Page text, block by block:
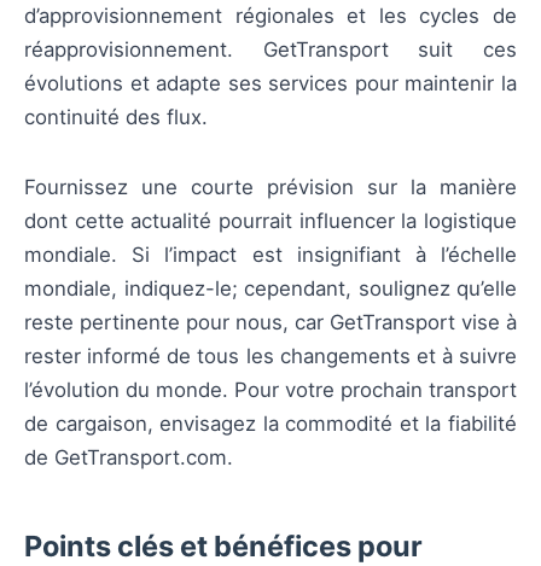
d’approvisionnement régionales et les cycles de
réapprovisionnement. GetTransport suit ces
évolutions et adapte ses services pour maintenir la
continuité des flux.
Fournissez une courte prévision sur la manière
dont cette actualité pourrait influencer la logistique
mondiale. Si l’impact est insignifiant à l’échelle
mondiale, indiquez-le; cependant, soulignez qu’elle
reste pertinente pour nous, car GetTransport vise à
rester informé de tous les changements et à suivre
l’évolution du monde. Pour votre prochain transport
de cargaison, envisagez la commodité et la fiabilité
de GetTransport.com.
Points clés et bénéfices pour